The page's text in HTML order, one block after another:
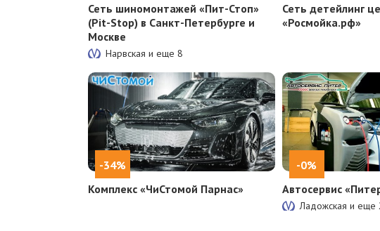
Сеть шиномонтажей «Пит-Стоп»
(Pit-Stop) в Санкт-Петербурге и
Москве
Нарвская и еще 8
Сеть детейлинг
«Росмойка.рф»
-34%
Комплекс «ЧиСтомой Парнас»
-0%
Автосервис
Ладожская и еще